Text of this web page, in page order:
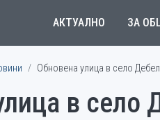
АКТУАЛНО ЗА
Обновена улица в село
в